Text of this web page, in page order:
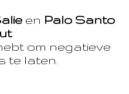
en Palo Santo
om negatieve
te laten.